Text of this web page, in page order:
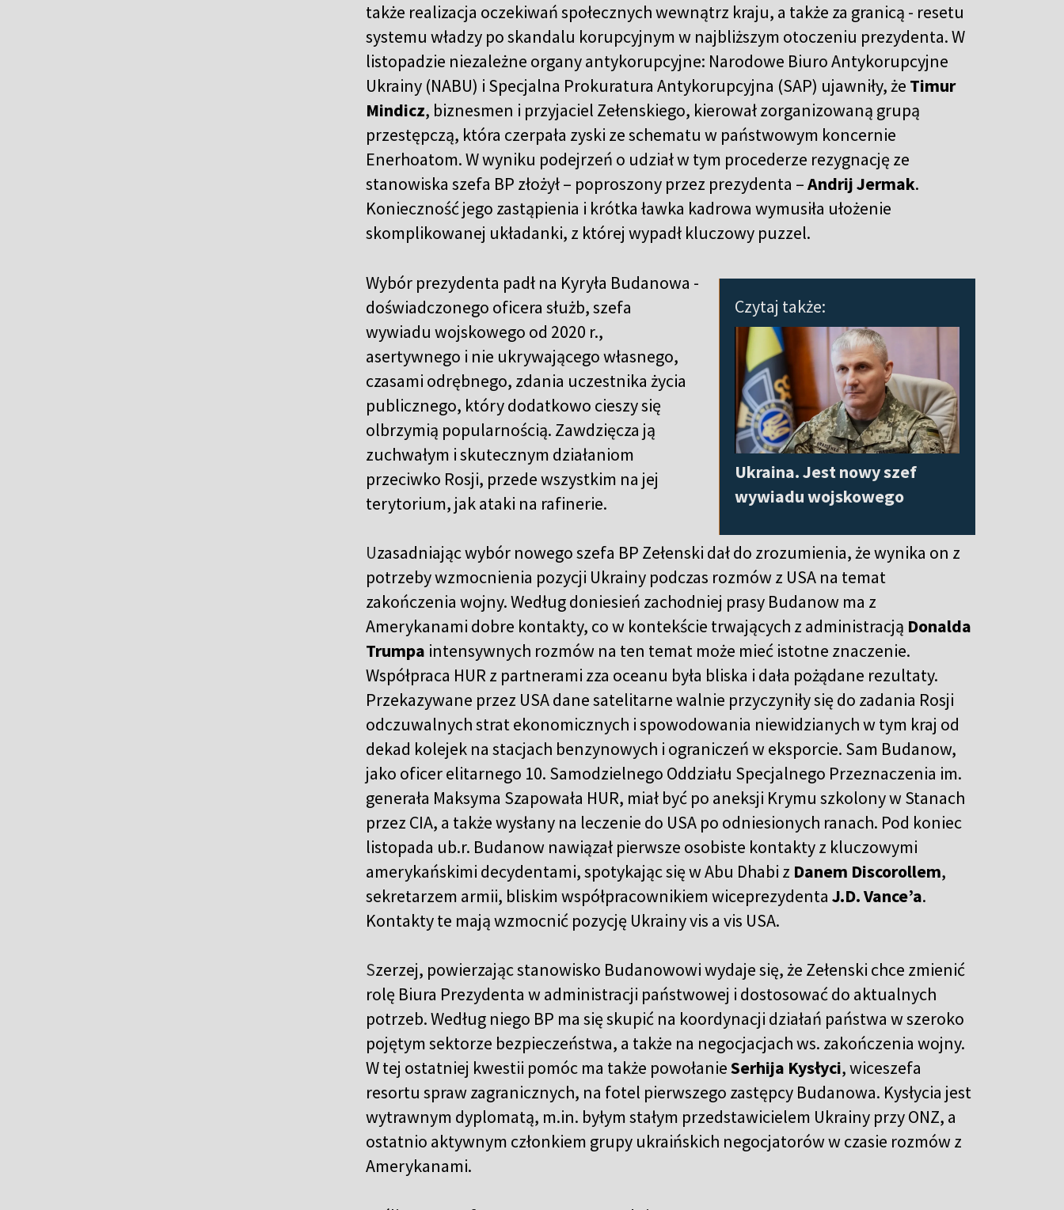
także realizacja oczekiwań społecznych wewnątrz kraju, a także za granicą - resetu
systemu władzy po skandalu korupcyjnym w najbliższym otoczeniu prezydenta. W
listopadzie niezależne organy antykorupcyjne: Narodowe Biuro Antykorupcyjne
Ukrainy (NABU) i Specjalna Prokuratura Antykorupcyjna (SAP) ujawniły, że Timur
Mindіcz, biznesmen i przyjaciel Zełenskiego, kierował zorganizowaną grupą
przestępczą, która czerpała zyski ze schematu w państwowym koncernie
Enerhoatom. W wyniku podejrzeń o udział w tym procederze rezygnację ze
stanowiska szefa BP złożył – poproszony przez prezydenta –Andrij Jermak.
Konieczność jego zastąpienia i krótka ławka kadrowa wymusiła ułożenie
skomplikowanej układanki, z której wypadł kluczowy puzzel.
Czytaj także:
Ukraina. Jest nowy szef
wywiadu wojskowego
Wybór prezydenta padł na Kyryła Budanowa -
doświadczonego oficera służb, szefa
wywiadu wojskowego od 2020 r.,
asertywnego i nie ukrywającego własnego,
czasami odrębnego, zdania uczestnika życia
publicznego, który dodatkowo cieszy się
olbrzymią popularnością. Zawdzięcza ją
zuchwałym i skutecznym działaniom
przeciwko Rosji, przede wszystkim na jej
terytorium, jak ataki na rafinerie.
Uzasadniając wybór nowego szefa BP Zełenski dał do zrozumienia, że wynika on z
potrzeby wzmocnienia pozycji Ukrainy podczas rozmów z USA na temat
zakończenia wojny. Według doniesień zachodniej prasy Budanow ma z
Amerykanami dobre kontakty, co w kontekście trwających z administracją Donalda
Trumpa intensywnych rozmów na ten temat może mieć istotne znaczenie.
Współpraca HUR z partnerami zza oceanu była bliska i dała pożądane rezultaty.
Przekazywane przez USA dane satelitarne walnie przyczyniły się do zadania Rosji
odczuwalnych strat ekonomicznych i spowodowania niewidzianych w tym kraj od
dekad kolejek na stacjach benzynowych i ograniczeń w eksporcie. Sam Budanow,
jako oficer elitarnego 10. Samodzielnego Oddziału Specjalnego Przeznaczenia im.
generała Maksyma Szapowała HUR, miał być po aneksji Krymu szkolony w Stanach
przez CIA, a także wysłany na leczenie do USA po odniesionych ranach. Pod koniec
listopada ub.r. Budanow nawiązał pierwsze osobiste kontakty z kluczowymi
amerykańskimi decydentami, spotykając się w Abu Dhabi z Danem Discorollem,
sekretarzem armii, bliskim współpracownikiem wiceprezydenta J.D. Vance’a.
Kontakty te mają wzmocnić pozycję Ukrainy vis a vis USA.
Szerzej, powierzając stanowisko Budanowowi wydaje się, że Zełenski chce zmienić
rolę Biura Prezydenta w administracji państwowej i dostosować do aktualnych
potrzeb. Według niego BP ma się skupić na koordynacji działań państwa w szeroko
pojętym sektorze bezpieczeństwa, a także na negocjacjach ws. zakończenia wojny.
W tej ostatniej kwestii pomóc ma także powołanieSerhija Kysłyci, wiceszefa
resortu spraw zagranicznych, na fotel pierwszego zastępcy Budanowa. Kysłycia jest
wytrawnym dyplomatą, m.in. byłym stałym przedstawicielem Ukrainy przy ONZ, a
ostatnio aktywnym członkiem grupy ukraińskich negocjatorów w czasie rozmów z
Amerykanami.